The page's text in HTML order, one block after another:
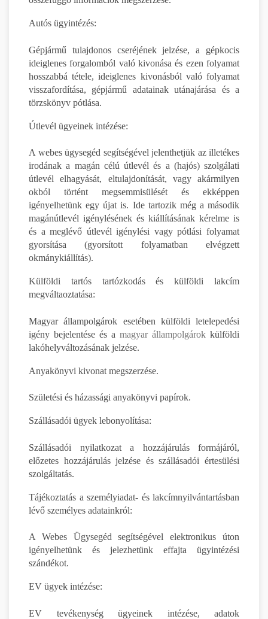
Autós ügyintézés:
Gépjármű tulajdonos cseréjének jelzése, a gépkocis
ideiglenes forgalomból való kivonása és ezen folyamat
hosszabbá tétele, ideiglenes kivonásból való folyamat
visszafordítása, gépjármű adatainak utánajárása és a
törzskönyv pótlása.
Útlevél ügyeinek intézése:
A webes ügysegéd segítségével jelenthetjük az illetékes
irodának a magán célú útlevél és a (hajós) szolgálati
útlevél elhagyását, eltulajdonítását, vagy akármilyen
okból történt megsemmisülését és ekképpen
igényelhetünk egy újat is. Ide tartozik még a második
magánútlevél igénylésének és kiállításának kérelme is
és a meglévő útlevél igénylési vagy pótlási folyamat
gyorsítása (gyorsított folyamatban elvégzett
okmánykiállítás).
Külföldi tartós tartózkodás és külföldi lakcím
megváltaoztatása:
Magyar állampolgárok esetében külföldi letelepedési
igény bejelentése és a magyar állampolgárok külföldi
lakóhelyváltozásának jelzése.
Anyakönyvi kivonat megszerzése.
Születési és házassági anyakönyvi papírok.
Szállásadói ügyek lebonyolítása:
Szállásadói nyilatkozat a hozzájárulás formájáról,
előzetes hozzájárulás jelzése és szállásadói értesülési
szolgáltatás.
Tájékoztatás a személyiadat- és lakcímnyilvántartásban
lévő személyes adatainkról:
A Webes Ügysegéd segítségével elektronikus úton
igényelhetünk és jelezhetünk effajta ügyintézési
szándékot.
EV ügyek intézése:
EV tevékenység ügyeinek intézése, adatok